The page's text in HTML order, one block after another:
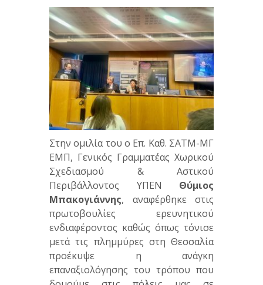
Στην ομιλία του ο Επ. Καθ. ΣΑΤΜ-ΜΓ
ΕΜΠ, Γενικός Γραμματέας Χωρικού
Σχεδιασμού & Αστικού
Περιβάλλοντος ΥΠΕΝ Θύμιος
Μπακογιάννης, αναφέρθηκε στις
πρωτοβουλίες ερευνητικού
ενδιαφέροντος καθώς όπως τόνισε
μετά τις πλημμύρες στη Θεσσαλία
προέκυψε η ανάγκη
επαναξιολόγησης του τρόπου που